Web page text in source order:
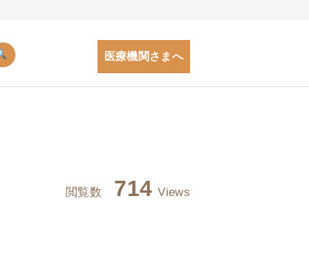
医療機関さまへ
閲覧数 714 Views